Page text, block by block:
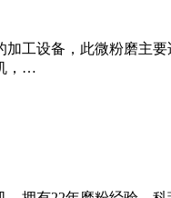
工设备，此微粉磨主
，…